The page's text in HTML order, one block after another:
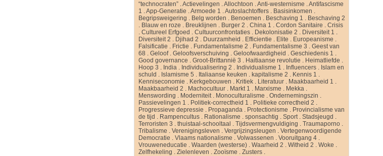
“technocraten” .Actievelingen .Allochtoon .Anti-westernisme .Antifascisme
1 .App-Generatie .Armoede 1 .Autoslachtoffers . Basisinkomen .
Begripsweigering . Belg worden . Benoemen . Beschaving 1 . Beschaving 2
. Blauw en roze . Breuklijnen . Burger 2 .China 1 .Cordon Sanitaire .Crisis
.Cultureel Erfgoed .Cultuurconfrontaties . Dekolonisatie 2 . Diversiteit 1 .
Diversiteit 2 . Djihad 2 . Duurzamheid . Efficientie . Elite . Europeanisme .
Falsificatie . Frictie . Fundamentalisme 2 . Fundamentalisme 3 .Geest van
68 .Geloof.Geloofsverschuiving .Geloofwaardigheid .Geschiedenis 1 .
Good governance .Groot-Brittannië 3 . Haitiaanse revolutie . Heimatliefde .
Hoop 3 . India . Individualisering 2 . Individualisme 1 . Influencers . Islam en
schuld . Islamisme 5 . Italiaanse keuken . kapitalisme 2 . Kennis 1 .
Kenniseconomie . Kerkgebouwen . Kritiek . Literatuur . Maakbaarheid 1 .
Maakbaarheid 2 . Machocultuur . Markt 1 . Marxisme . Mekka .
Menswording . Moderniteit. Monoculturalisme .Ondernemingszin .
Passievelingen 1 . Politiek-correctheid 1 . Politieke correctheid 2 .
Progressieve depressie . Propaganda . Protectionisme . Provincialisme van
de tijd . Rampencultus . Rationalisme .sponsachtig .Sport.Stadsjeugd .
Terroristen 3 .thuistaal-schooltaal .Tijdsvermengvuldiging .Traumaporno .
Tribalisme .Verenigingsleven .Vergrijzingsleugen .Vertegenwoordigende
Democratie .Vlaams nationalisme .Volwassenen .Vooruitgang 4 .
Vrouweneducatie .Waarden (westerse) .Waarheid 2 .Witheid 2 .Woke .
Zelfhekeling .Zielenleven .Zooïsme .Zusters .